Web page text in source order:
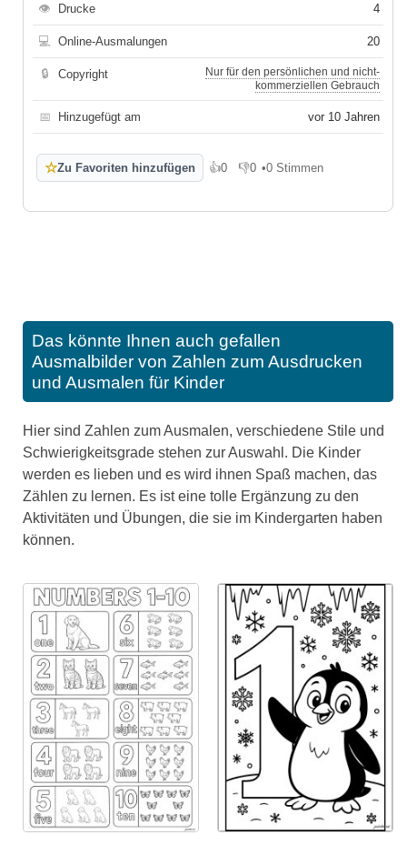
👁 Drucke 4
💻 Online-Ausmalungen 20
🔒 Copyright
Nur für den persönlichen und nicht-
kommerziellen Gebrauch
📅 Hinzugefügt am vor 10 Jahren
☆Zu Favoriten hinzufügen 👍0
Gefällt mir
👎0
Gefällt mir nicht
•0 Stimmen
Das könnte Ihnen auch gefallen
Ausmalbilder von Zahlen zum Ausdrucken
und Ausmalen für Kinder
Hier sind Zahlen zum Ausmalen, verschiedene Stile und
Schwierigkeitsgrade stehen zur Auswahl. Die Kinder
werden es lieben und es wird ihnen Spaß machen, das
Zählen zu lernen. Es ist eine tolle Ergänzung zu den
Aktivitäten und Übungen, die sie im Kindergarten haben
können.